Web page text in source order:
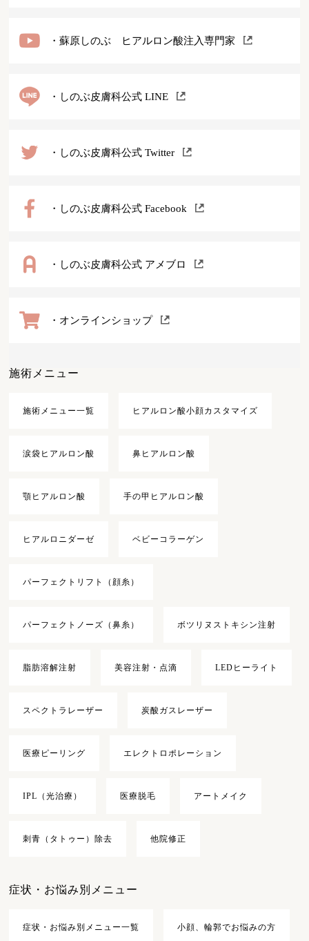
・蘇原しのぶ ヒアルロン酸注入専門家
・しのぶ皮膚科公式 LINE
・しのぶ皮膚科公式 Twitter
・しのぶ皮膚科公式 Facebook
・しのぶ皮膚科公式 アメブロ
・オンラインショップ
施術メニュー
施術メニュー一覧 ヒアルロン酸小顔カスタマイズ
涙袋ヒアルロン酸 鼻ヒアルロン酸
顎ヒアルロン酸 手の甲ヒアルロン酸
ヒアルロニダーゼ ベビーコラーゲン
パーフェクトリフト（顔糸）
パーフェクトノーズ（鼻糸） ボツリヌストキシン注射
脂肪溶解注射 美容注射・点滴 LEDヒーライト
スペクトラレーザー 炭酸ガスレーザー
医療ピーリング エレクトロポレーション
IPL（光治療） 医療脱毛 アートメイク
刺青（タトゥー）除去 他院修正
症状・お悩み別メニュー
症状・お悩み別メニュー一覧 小顔、輪郭でお悩みの方